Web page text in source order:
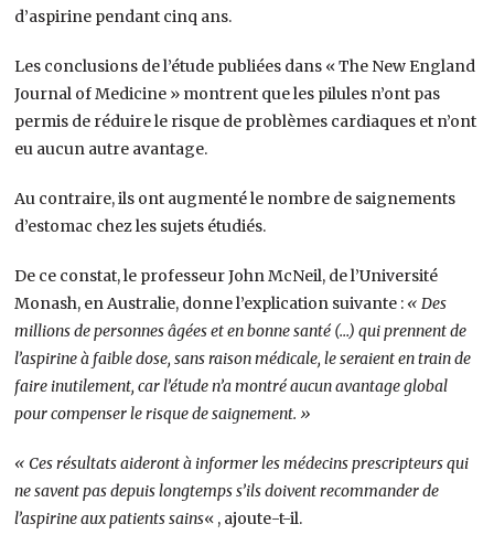
d’aspirine pendant cinq ans.
Les conclusions de l’étude publiées dans « The New England
Journal of Medicine » montrent que les pilules n’ont pas
permis de réduire le risque de problèmes cardiaques et n’ont
eu aucun autre avantage.
Au contraire, ils ont augmenté le nombre de saignements
d’estomac chez les sujets étudiés.
De ce constat, le professeur John McNeil, de l’Université
Monash, en Australie, donne l’explication suivante : « Des
millions de personnes âgées et en bonne santé (…) qui prennent de
l’aspirine à faible dose, sans raison médicale, le seraient en train de
faire inutilement, car l’étude n’a montré aucun avantage global
pour compenser le risque de saignement. »
« Ces résultats aideront à informer les médecins prescripteurs qui
ne savent pas depuis longtemps s’ils doivent recommander de
l’aspirine aux patients sains« , ajoute-t-il.